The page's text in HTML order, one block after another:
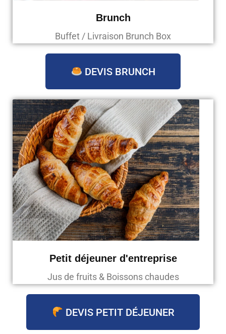
Brunch
Buffet / Livraison Brunch Box
DEVIS BRUNCH
Petit déjeuner d'entreprise
Jus de fruits & Boissons chaudes
DEVIS PETIT DÉJEUNER